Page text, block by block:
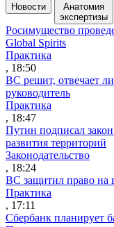
Новости
Анатомия
экспертизы
Росимущество
Global Spirits
Практика
, 18:50
ВС решит, отвечает
руководитель
Практика
, 18:47
Путин подписал
развития территорий
Законодательство
, 18:24
ВС защитил право на
Практика
, 17:11
Сбербанк планирует